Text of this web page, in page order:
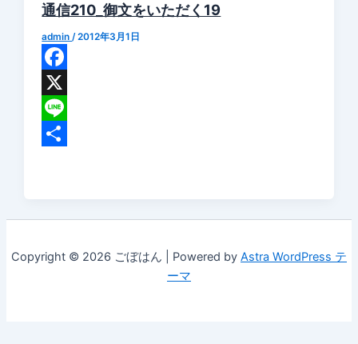
通信210_御文をいただく19
admin/2012年3月1日
Facebook
X
Line
Copyright © 2026 ごぼはん | Powered by Astra WordPress テ
ーマ